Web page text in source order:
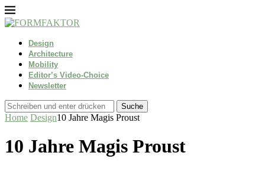
Design
Architecture
Mobility
Editor’s Video-Choice
Newsletter
Suche
Home Design10 Jahre Magis Proust
10 Jahre Magis Proust